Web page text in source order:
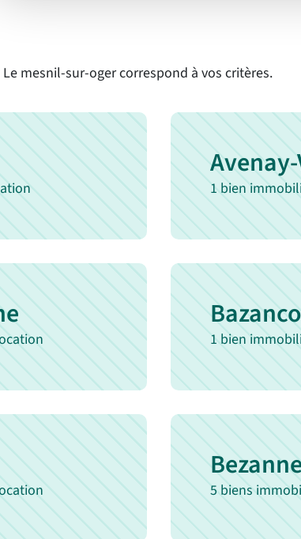
mesnil-sur-oger correspond à vos critères.
1 bien
1 bien
5 biens